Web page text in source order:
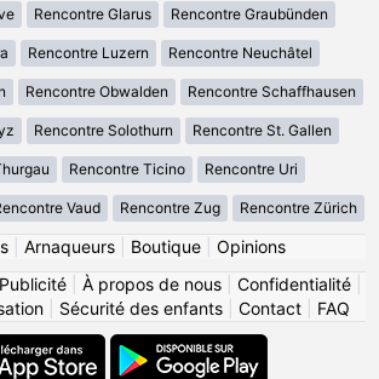
Rencontre Glarus Rencontre Graubünden
Rencontre Luzern Rencontre Neuchâtel
Rencontre Obwalden Rencontre Schaffhausen
Rencontre Solothurn Rencontre St. Gallen
Rencontre Ticino Rencontre Uri
Vaud Rencontre Zug Rencontre Zürich
| Arnaqueurs| Boutique| Opinions
Publicité À propos de nous Confidentialité
| Sécurité des enfants| Contact| FAQ